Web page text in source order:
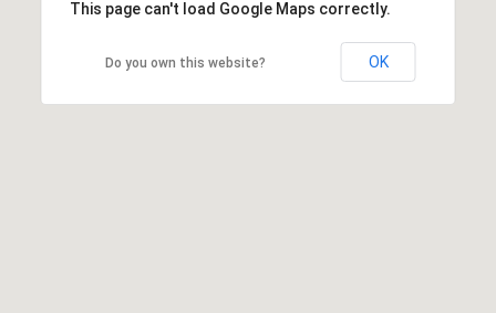
This page can't load Google Maps correctly.
Do you own this website? OK